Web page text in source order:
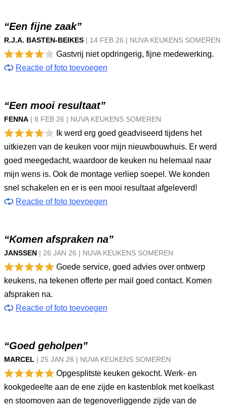
“Een fijne zaak”
R.J.A. BASTEN-BEIKES | 14 FEB 26 | NUVA KEUKENS SOMEREN
Gastvrij niet opdringerig, fijne medewerking.
Reactie of foto toevoegen
“Een mooi resultaat”
FENNA | 8 FEB 26 | NUVA KEUKENS SOMEREN
Ik werd erg goed geadviseerd tijdens het
uitkiezen van de keuken voor mijn nieuwbouwhuis. Er werd
goed meegedacht, waardoor de keuken nu helemaal naar
mijn wens is. Ook de montage verliep soepel. We konden
snel schakelen en er is een mooi resultaat afgeleverd!
Reactie of foto toevoegen
“Komen afspraken na”
JANSSEN | 26 JAN 26 | NUVA KEUKENS SOMEREN
Goede service, goed advies over ontwerp
keukens, na tekenen offerte per mail goed contact. Komen
afspraken na.
Reactie of foto toevoegen
“Goed geholpen”
MARCEL | 25 JAN 26 | NUVA KEUKENS SOMEREN
Opgesplitste keuken gekocht. Werk- en
kookgedeelte aan de ene zijde en kastenblok met koelkast
en stoomoven aan de tegenoverliggende zijde van de